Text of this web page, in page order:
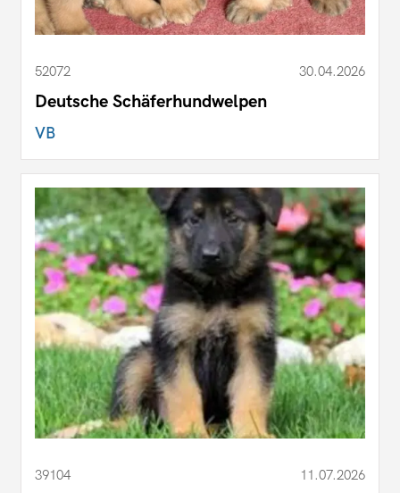
52072 30.04.2026
Deutsche Schäferhundwelpen
VB
39104 11.07.2026